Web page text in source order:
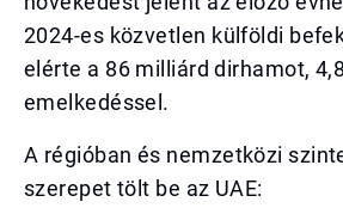
2024-es közvetlen külföldi
elérte a 86 milliárd dirhamot,
emelkedéssel.
A régióban és nemzetközi
szerepet tölt be az UAE: